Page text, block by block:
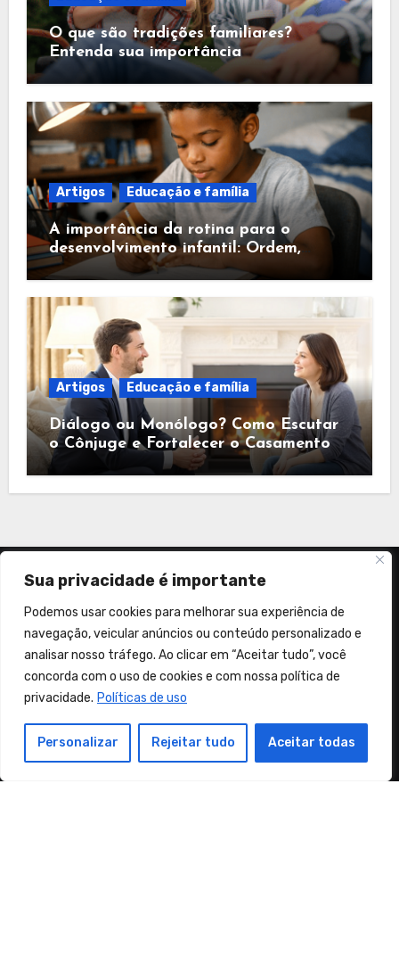
Sua privacidade é importante
Podemos usar cookies para melhorar sua experiência de
navegação, veicular anúncios ou conteúdo personalizado e
analisar nosso tráfego. Ao clicar em “Aceitar tudo”, você
concorda com o uso de cookies e com nossa política de
privacidade. Políticas de uso
Personalizar Rejeitar tudo Aceitar todas
O que são tradições familiares?
Entenda sua importância
Artigos Educação e família
A importância da rotina para o
desenvolvimento infantil: Ordem,
Segurança e Fé
Artigos Educação e família
Diálogo ou Monólogo? Como Escutar
o Cônjuge e Fortalecer o Casamento
Sementes de Coragem e Fé
"No mundo haveis de ter aflições. Coragem! Eu venci o
mundo." (João 16:33)